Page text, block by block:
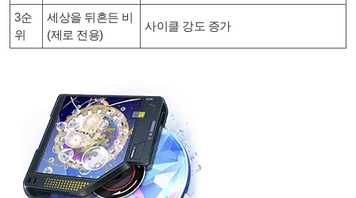
3순
위
세상을 뒤흔든 비
(제로 전용)
사이클 강도 증가